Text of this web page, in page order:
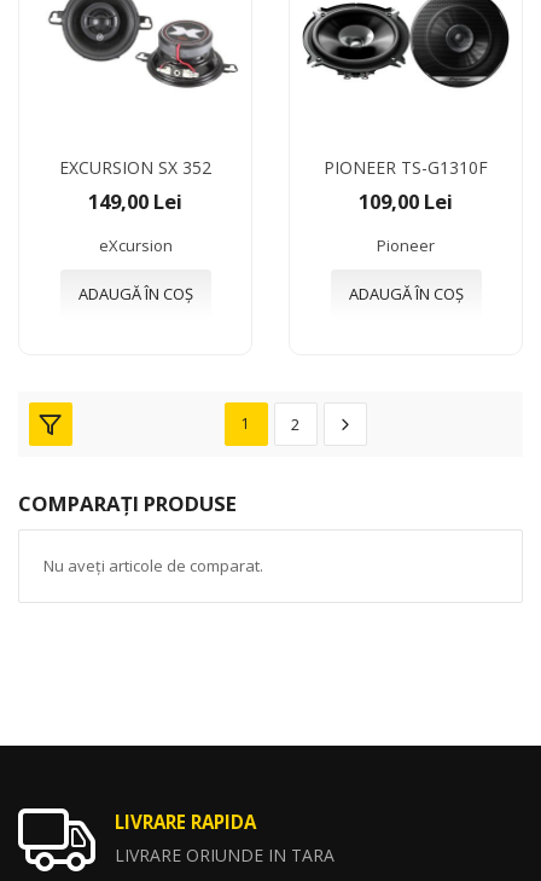
EXCURSION SX 352
149,00 Lei
eXcursion
ADAUGĂ ÎN COȘ
PIONEER TS-G1310F
109,00 Lei
Pioneer
ADAUGĂ ÎN COȘ
1 2
COMPARAȚI PRODUSE
Nu aveți articole de comparat.
LIVRARE RAPIDA
LIVRARE ORIUNDE IN TARA